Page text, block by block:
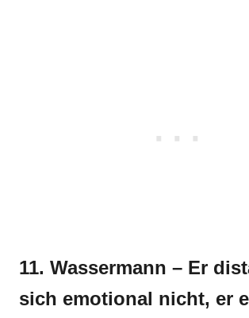
11. Wassermann – Er
sich emotional nicht, er